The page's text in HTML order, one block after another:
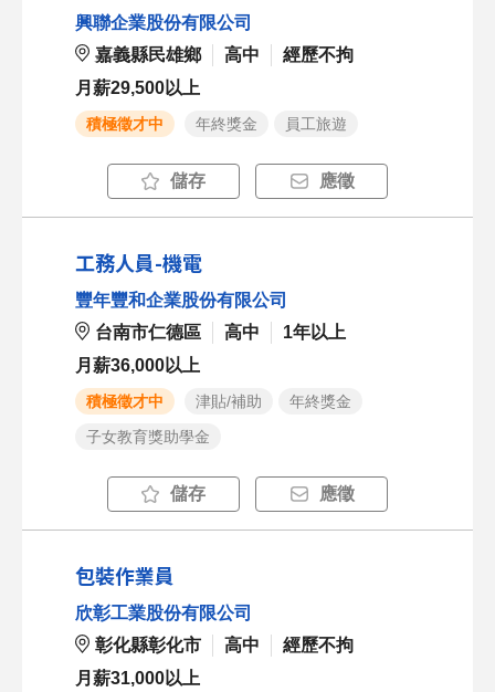
興聯企業股份有限公司
嘉義縣民雄鄉
高中
經歷不拘
月薪29,500以上
積極徵才中 年終獎金 員工旅遊
儲存 應徵
工務人員-機電
豐年豐和企業股份有限公司
台南市仁德區
高中
1年以上
月薪36,000以上
積極徵才中 津貼/補助
年終獎金
子女教育獎助學金
儲存 應徵
包裝作業員
欣彰工業股份有限公司
彰化縣彰化市
高中
經歷不拘
月薪31,000以上